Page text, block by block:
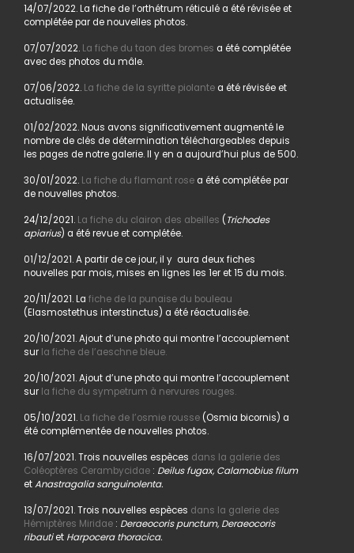
14/07/2022. La fiche de l’orthétrum réticulé a été révisée et
complétée par de nouvelles photos.
07/07/2022. La fiche du taon des bromes a été complétée
avec des photos du mâle.
07/06/2022. La fiche de la syritte piolantea été révisée et
actualisée.
01/02/2022. Nous avons significativement augmenté le
nombre de clés de détermination téléchargeables depuis
les pages de notre galerie. Il y en a aujourd’hui plus de 500.
30/01/2022. La fiche du flamant rosea été complétée par
de nouvelles photos.
24/12/2021. La fiche du clairon des abeilles ( Trichodes
apiarius) a été revue et complétée.
01/12/2021. A partir de ce jour, il y aura deux fiches
nouvelles par mois, mises en lignes les 1er et 15 du mois.
20/11/2021. La fiche de la punaise du bouleau
(Elasmostethus interstinctus) a été réactualisée.
20/10/2021. Ajout d’une photo qui montre l’accouplement
sur la fiche de l’aeschne bleue.
20/10/2021. Ajout d’une photo qui montre l’accouplement
sur la fiche du sympetrum à nervures rouges.
05/10/2021. La fiche de l’osmie rousse(Osmia bicornis) a
été complémentée de nouvelles photos.
16/07/2021. Trois nouvelles espèces dans la galerie des
Coléoptères Cerambycidae: Deilus fugax, Calamobius filum
etAnastragalia sanguinolenta.
13/07/2021. Trois nouvelles espèces dans la galerie des
Hémiptères Miridae: Deraeocoris punctum, Deraeocoris
ribautiet Harpocera thoracica.